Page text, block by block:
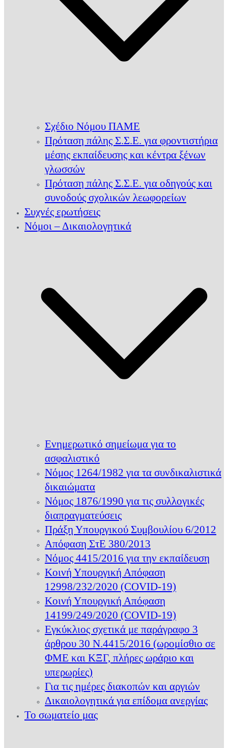
Σχέδιο Νόμου ΠΑΜΕ
Πρόταση πάλης Σ.Σ.Ε. για φροντιστήρια
μέσης εκπαίδευσης και κέντρα ξένων
γλωσσών
Πρόταση πάλης Σ.Σ.Ε. για οδηγούς και
συνοδούς σχολικών λεωφορείων
Συχνές ερωτήσεις
Νόμοι – Δικαιολογητικά
Ενημερωτικό σημείωμα για το
ασφαλιστικό
Νόμος 1264/1982 για τα συνδικαλιστικά
δικαιώματα
Νόμος 1876/1990 για τις συλλογικές
διαπραγματεύσεις
Πράξη Υπουργικού Συμβουλίου 6/2012
Απόφαση ΣτΕ 380/2013
Νόμος 4415/2016 για την εκπαίδευση
Κοινή Υπουργική Απόφαση
12998/232/2020 (COVID-19)
Κοινή Υπουργική Απόφαση
14199/249/2020 (COVID-19)
Εγκύκλιος σχετικά με παράγραφο 3
άρθρου 30 Ν.4415/2016 (ωρομίσθιο σε
ΦΜΕ και ΚΞΓ, πλήρες ωράριο και
υπερωρίες)
Για τις ημέρες διακοπών και αργιών
Δικαιολογητικά για επίδομα ανεργίας
Το σωματείο μας